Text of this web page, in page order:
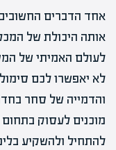
אחד הדברים
אותה היכולת של
לעולם האמיתי של
לא יאפשרו לכם
והדמייה של סחר
מוכנים לעסוק
להתחיל ולהשקיע